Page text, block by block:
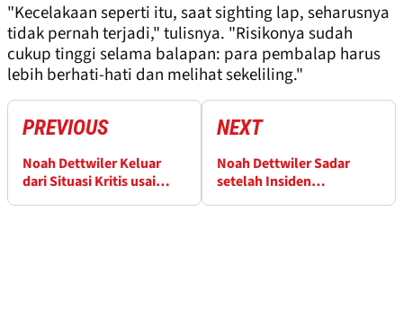
"Kecelakaan seperti itu, saat sighting lap, seharusnya
tidak pernah terjadi," tulisnya. "Risikonya sudah
cukup tinggi selama balapan: para pembalap harus
lebih berhati-hati dan melihat sekeliling."
PREVIOUS
Noah Dettwiler Keluar
dari Situasi Kritis usai
NEXT
Noah Dettwiler Sadar
setelah Insiden